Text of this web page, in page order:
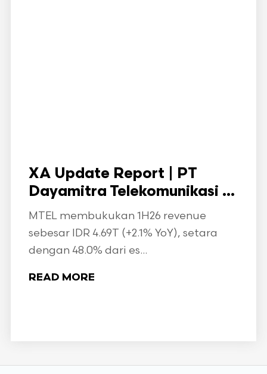
XA Update Report | PT
Dayamitra Telekomunikasi ...
MTEL membukukan 1H26 revenue
sebesar IDR 4.69T (+2.1% YoY), setara
dengan 48.0% dari es...
READ MORE